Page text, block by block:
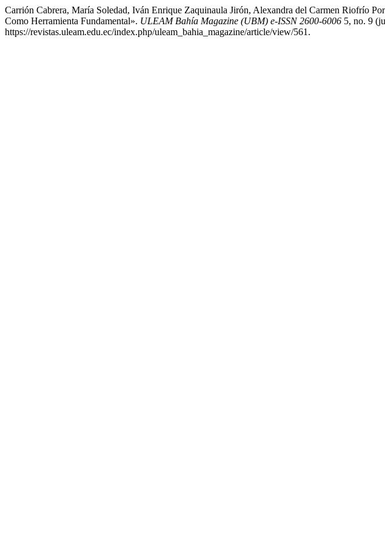
Carrión Cabrera, María Soledad, Iván Enrique Zaquinaula Jirón, Alexandra del Carmen Riofrío
Como Herramienta Fundamental». ULEAM Bahía Magazine (UBM) e-ISSN 2600-6006 5, no. 9
https://revistas.uleam.edu.ec/index.php/uleam_bahia_magazine/article/view/561.